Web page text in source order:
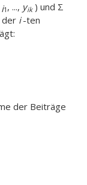
i1, ..., yik ) und Σ
i -ten
der Beiträge